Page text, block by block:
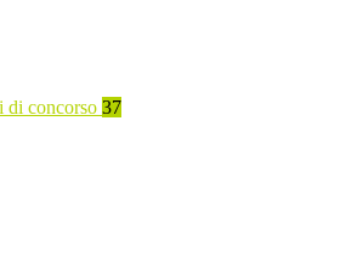
di concorso 37